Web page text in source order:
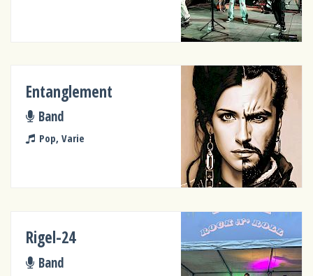
Entanglement
Band
Pop, Varie
Rigel-24
Band